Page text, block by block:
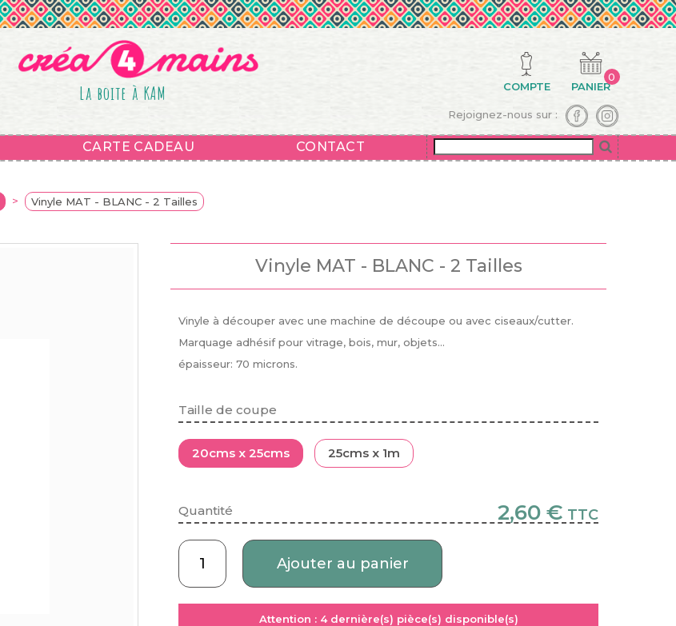
La boite à KAM PANIER
0
COMPTE
Rejoignez-nous sur :
CARTE CADEAU CONTACT
> Vinyle MAT - BLANC - 2 Tailles
Vinyle MAT - BLANC - 2 Tailles
Vinyle à découper avec une machine de découpe ou avec ciseaux/cutter.
Marquage adhésif pour vitrage, bois, mur, objets...
épaisseur: 70 microns.
Taille de coupe
20cms x 25cms 25cms x 1m
Quantité 2,60 € TTC
Ajouter au panier
Attention : 4dernière(s) pièce(s) disponible(s)